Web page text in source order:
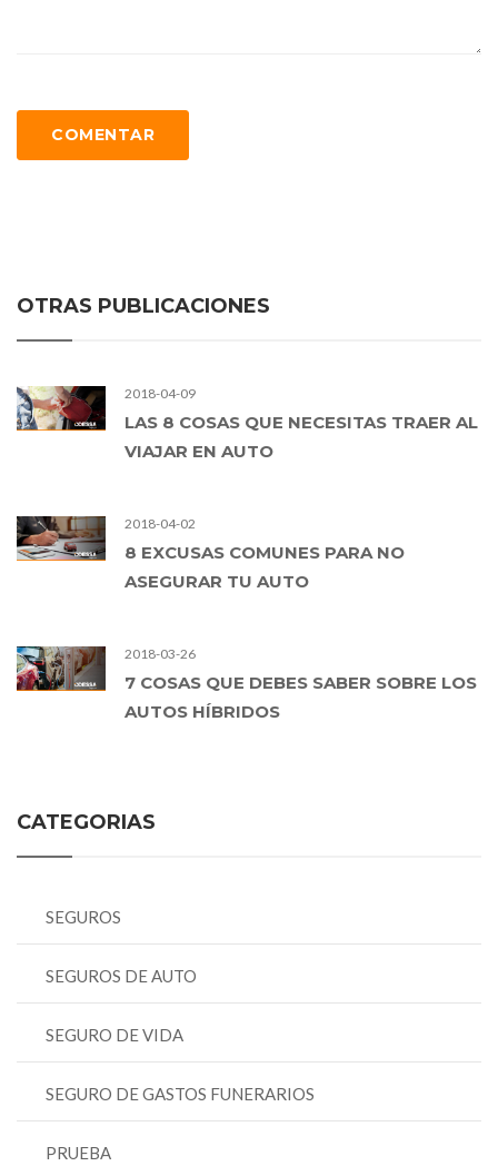
COMENTAR
OTRAS PUBLICACIONES
2018-04-09
LAS 8 COSAS QUE NECESITAS TRAER AL
VIAJAR EN AUTO
2018-04-02
8 EXCUSAS COMUNES PARA NO
ASEGURAR TU AUTO
2018-03-26
7 COSAS QUE DEBES SABER SOBRE LOS
AUTOS HÍBRIDOS
CATEGORIAS
SEGUROS
SEGUROS DE AUTO
SEGURO DE VIDA
SEGURO DE GASTOS FUNERARIOS
PRUEBA